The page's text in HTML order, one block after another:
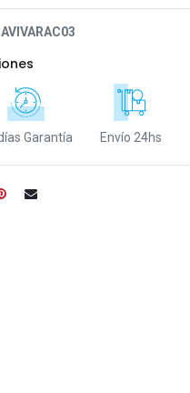
Garantía Envío 24hs